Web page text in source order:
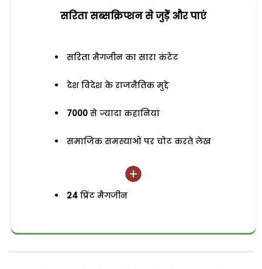
सरिता सब्सक्रिप्शन से जुड़ेें और पाएं
सरिता मैगजीन का सारा कंटेंट
देश विदेश के राजनैतिक मुद्दे
7000 से ज्यादा कहानियां
समाजिक समस्याओं पर चोट करते लेख
24 प्रिंट मैगजीन